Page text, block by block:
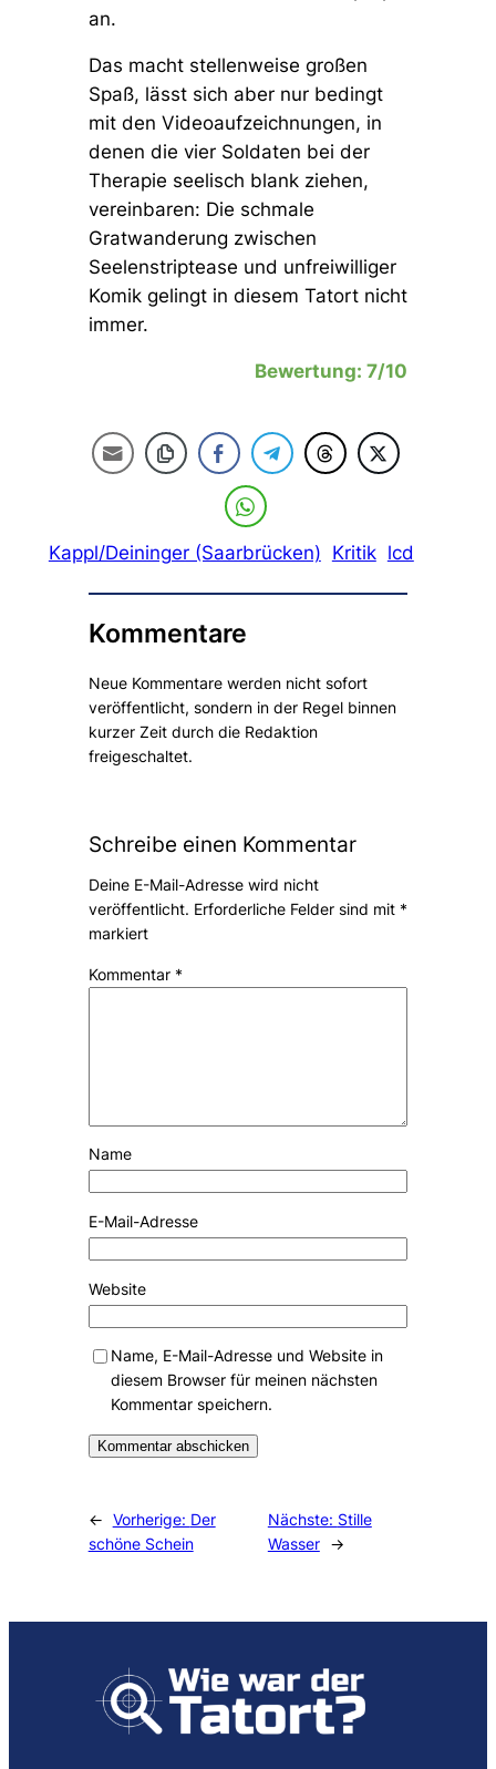
an.
Das macht stellenweise großen
Spaß, lässt sich aber nur bedingt
mit den Videoaufzeichnungen, in
denen die vier Soldaten bei der
Therapie seelisch blank ziehen,
vereinbaren: Die schmale
Gratwanderung zwischen
Seelenstriptease und unfreiwilliger
Komik gelingt in diesem Tatort nicht
immer.
Bewertung: 7/10
Kappl/Deininger (Saarbrücken) Kritik lcd
Kommentare
Neue Kommentare werden nicht sofort
veröffentlicht, sondern in der Regel binnen
kurzer Zeit durch die Redaktion
freigeschaltet.
Schreibe einen Kommentar
Deine E-Mail-Adresse wird nicht
veröffentlicht. Erforderliche Felder sind mit *
markiert
Kommentar *
Name
E-Mail-Adresse
Website
Name, E-Mail-Adresse und Website in
diesem Browser für meinen nächsten
Kommentar speichern.
← Vorherige: Der
schöne Schein
Nächste: Stille
Wasser →